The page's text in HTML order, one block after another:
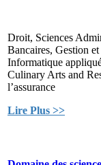
Droit, Sciences
Bancaires, Gestion
Informatique
Culinary Arts and
l’assurance
Lire Plus >>